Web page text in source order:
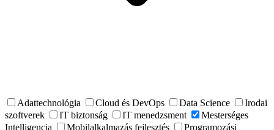
Adattechnológia Cloud és DevOps Data Science
Irodai
szoftverek
IT biztonság IT menedzsment
Mesterséges
Intelligencia
Mobilalkalmazás fejlesztés
Programozási